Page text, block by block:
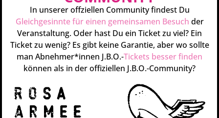
In unserer offziellen Community findest Du
Gleichgesinnte für einen gemeinsamen Besuch der
Veranstaltung. Oder hast Du ein Ticket zu viel? Ein
Ticket zu wenig? Es gibt keine Garantie, aber wo sollte
man Abnehmer*innen J.B.O.-Tickets besser finden
können als in der offiziellen J.B.O.-Community?